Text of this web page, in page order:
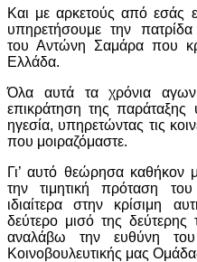
Και με αρκετούς από εσάς
υπηρετήσουμε την
του Αντώνη Σαμάρα που
Ελλάδα.
Όλα αυτά τα χρόνια
επικράτηση της παράταξης
ηγεσία, υπηρετώντας τις
που μοιραζόμαστε.
Γι’ αυτό θεώρησα
την τιμητική πρόταση
ιδιαίτερα στην κρίσιμη
δεύτερο μισό της δεύτερης
αναλάβω την ευθύνη
Κοινοβουλευτικής μας